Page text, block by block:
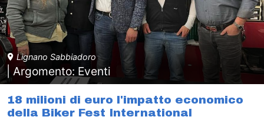
Lignano Sabbiadoro
| Argomento: Eventi
18 milioni di euro l'impatto economico
della Biker Fest International